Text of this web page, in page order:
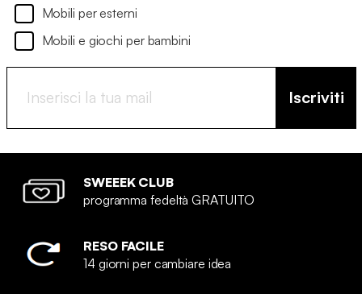
Mobili per esterni
Mobili e giochi per bambini
Iscriviti
SWEEEK CLUB
programma fedeltà GRATUITO
RESO FACILE
14 giorni per cambiare idea